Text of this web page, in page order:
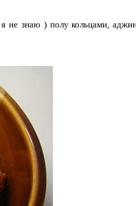
не знаю ) полу кольцами,